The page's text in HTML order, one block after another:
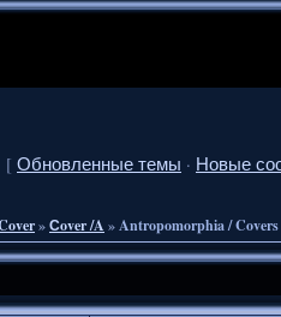
[ Обновленные темы · Новые
»Сover /A »Antropomorphia / Covers